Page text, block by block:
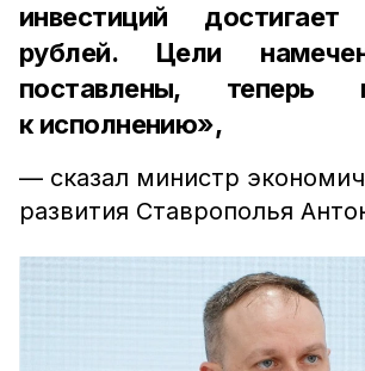
инвестиций
рублей. Цели
поставлены, теперь
к исполнению»,
— сказал министр
развития Ставрополья